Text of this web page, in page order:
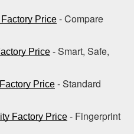
Price - Compare
Price - Smart, Safe,
Price - Standard
Factory Price - Fingerprint